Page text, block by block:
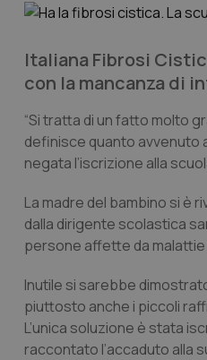
Italiana Fibrosi
con la mancanza di
“Si tratta di un fatto molto
definisce quanto avvenuto
negata l’iscrizione alla
La madre del bambino si è
dalla dirigente scolastica
persone affette da malattie
Inutile si sarebbe
piuttosto anche i piccoli
L’unica soluzione è stata
raccontato l’accaduto alla